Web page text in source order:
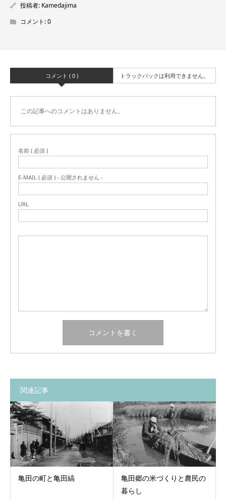
投稿者: Kamedajima
コメント:0
コメント ( 0 ) トラックバックは利用できません。
この記事へのコメントはありません。
名前 ( 必須 )
E-MAIL ( 必須 ) - 公開されません -
URL
関連記事
亀田の町と亀田縞
亀田郷の米づくりと農民の
暮らし